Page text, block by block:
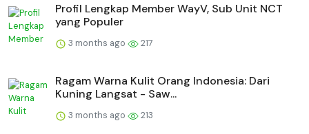
Profil Lengkap Member WayV, Sub Unit NCT
yang Populer
3 months ago 217
Ragam Warna Kulit Orang Indonesia: Dari
Kuning Langsat - Saw...
3 months ago 213